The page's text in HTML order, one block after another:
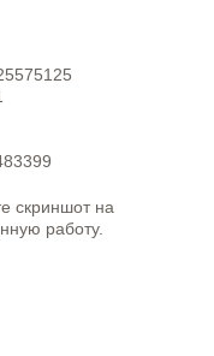
скриншот на
работу.